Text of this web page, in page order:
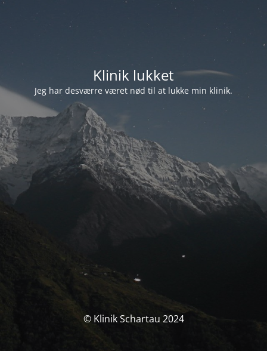
Klinik lukket
Jeg har desværre været nød til at lukke min klinik.
© Klinik Schartau 2024